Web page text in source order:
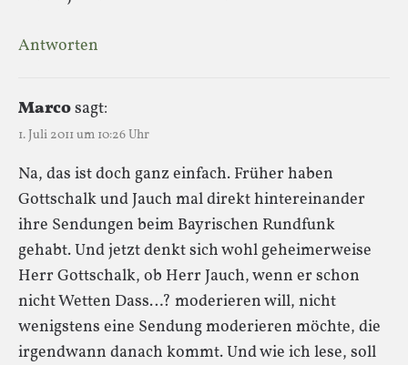
Antworten
Marcosagt:
1. Juli 2011 um 10:26 Uhr
Na, das ist doch ganz einfach. Früher haben
Gottschalk und Jauch mal direkt hintereinander
ihre Sendungen beim Bayrischen Rundfunk
gehabt. Und jetzt denkt sich wohl geheimerweise
Herr Gottschalk, ob Herr Jauch, wenn er schon
nicht Wetten Dass…? moderieren will, nicht
wenigstens eine Sendung moderieren möchte, die
irgendwann danach kommt. Und wie ich lese, soll